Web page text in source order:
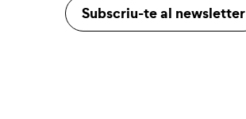
Subscriu-te al newsletter